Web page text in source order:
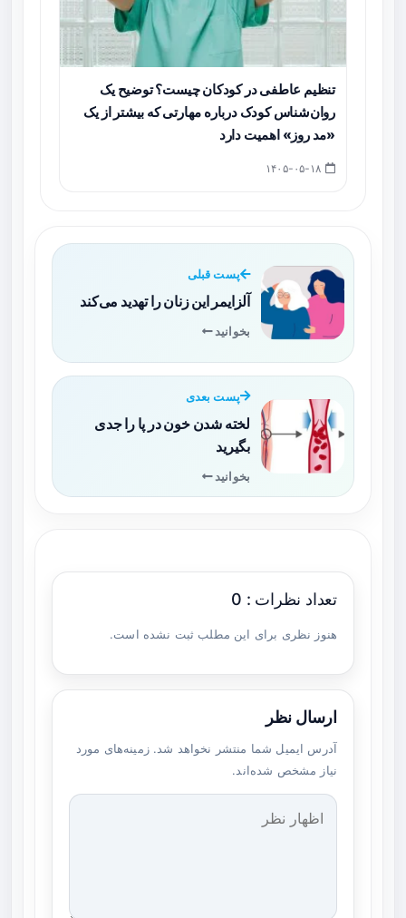
تنظیم عاطفی در کودکان چیست؟ توضیح یک
روان‌شناس کودک درباره مهارتی که بیشتر از یک
«مد روز» اهمیت دارد
پست قبلی
آلزایمر این زنان را تهدید می‌کند
بخوانید
پست بعدی
لخته شدن خون در پا را جدی
بگیرید
بخوانید
تعداد نظرات : 0
هنوز نظری برای این مطلب ثبت نشده است.
ارسال نظر
آدرس ایمیل شما منتشر نخواهد شد. زمینه‌های مورد
نیاز مشخص شده‌اند.